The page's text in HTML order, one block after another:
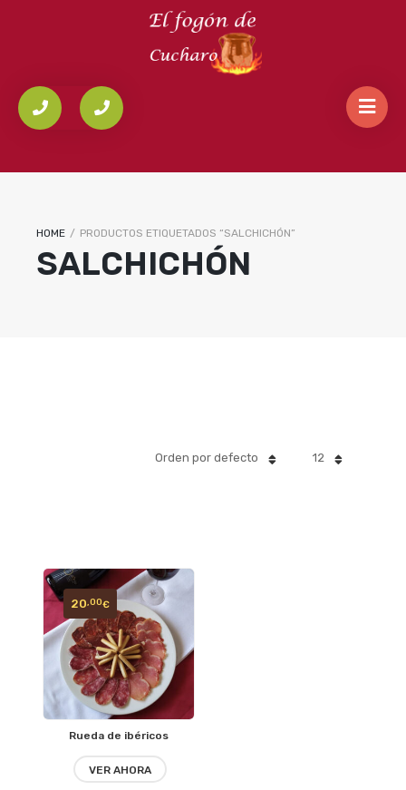
HOME / PRODUCTOS ETIQUETADOS “SALCHICHÓN”
SALCHICHÓN
12
Orden por defecto
Rueda de ibéricos
20,00€
VER AHORA